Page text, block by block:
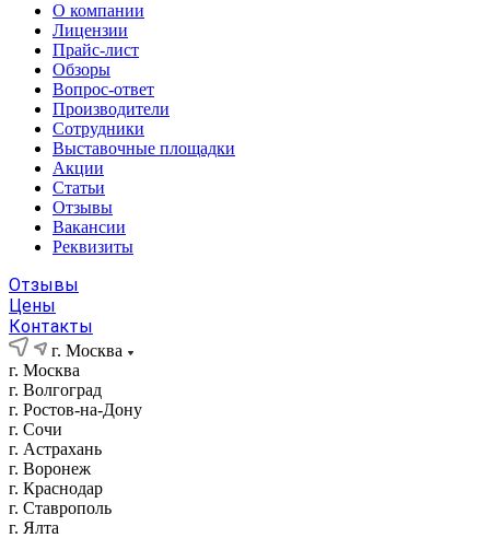
О компании
Лицензии
Прайс-лист
Обзоры
Вопрос-ответ
Производители
Сотрудники
Выставочные площадки
Акции
Статьи
Отзывы
Вакансии
Реквизиты
Отзывы
Цены
Контакты
г. Москва
г. Москва
г. Волгоград
г. Ростов-на-Дону
г. Сочи
г. Астрахань
г. Воронеж
г. Краснодар
г. Ставрополь
г. Ялта